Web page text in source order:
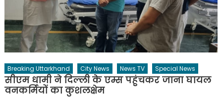
Breaking Uttarkhand City News News TV Special News
सीएम धामी ने दिल्ली के एम्स पहुंचकर जाना घायल
वनकर्मियों का कुशलक्षेम